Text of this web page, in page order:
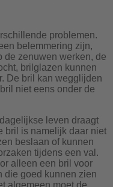
problemen.
belemmering zijn,
de zenuwen werken, de
brilglazen kunnen
De bril kan wegglijden
niet eens onder de
leven draagt
bril is namelijk daar niet
beslaan of kunnen
tijdens een val.
alleen een bril voor
die goed kunnen zien
algemeen moet de